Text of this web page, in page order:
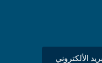
الألكتروني